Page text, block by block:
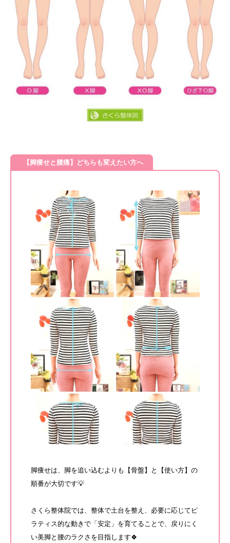
【脚痩せと腰痛】どちらも変えたい方へ
脚痩せは、脚を追い込むよりも【骨盤】と【使い方】の
順番が大切です💡
さくら整体院では、整体で土台を整え、必要に応じてピ
ラティス的な動きで「安定」を育てることで、戻りにく
い美脚と腰のラクさを目指します🍀